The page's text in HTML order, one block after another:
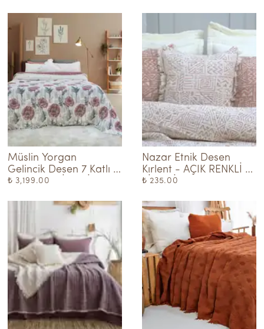
Müslin Yorgan
Gelincik Desen 7 Katlı
Dolgulu - KİREMİT-
₺ 3,199.00
Nazar Etnik Desen
Kırlent - AÇIK RENKLİ
KİREMİT
₺ 235.00